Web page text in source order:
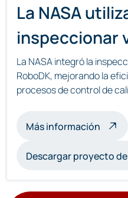
La NASA
inspeccionar
La NASA integró la
RoboDK, mejorando la
procesos de control de
Más información
Descargar proyecto